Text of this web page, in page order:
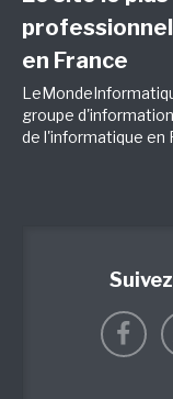
en France
groupe
de l'informatique en